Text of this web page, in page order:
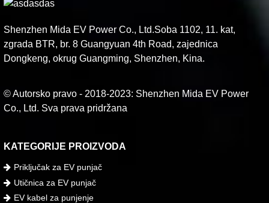
Shenzhen Mida EV Power Co., Ltd.Soba 1102, 11. kat,
zgrada BTR, br. 8 Guangyuan 4th Road, zajednica
Dongkeng, okrug Guangming, Shenzhen, Kina.
© Autorsko pravo - 2018-2023: Shenzhen Mida EV Power
Co., Ltd. Sva prava pridržana
KATEGORIJE PROIZVODA
Priključak za EV punjač
Utičnica za EV punjač
EV kabel za punjenje